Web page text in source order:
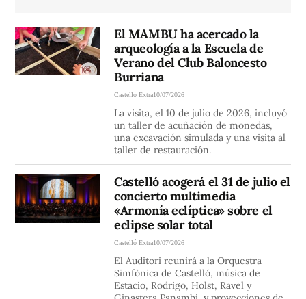
El MAMBU ha acercado la
arqueología a la Escuela de
Verano del Club Baloncesto
Burriana
Castelló Extra10/07/2026
La visita, el 10 de julio de 2026, incluyó
un taller de acuñación de monedas,
una excavación simulada y una visita al
taller de restauración.
Castelló acogerá el 31 de julio el
concierto multimedia
«Armonía eclíptica» sobre el
eclipse solar total
Castelló Extra10/07/2026
El Auditori reunirá a la Orquestra
Simfònica de Castelló, música de
Estacio, Rodrigo, Holst, Ravel y